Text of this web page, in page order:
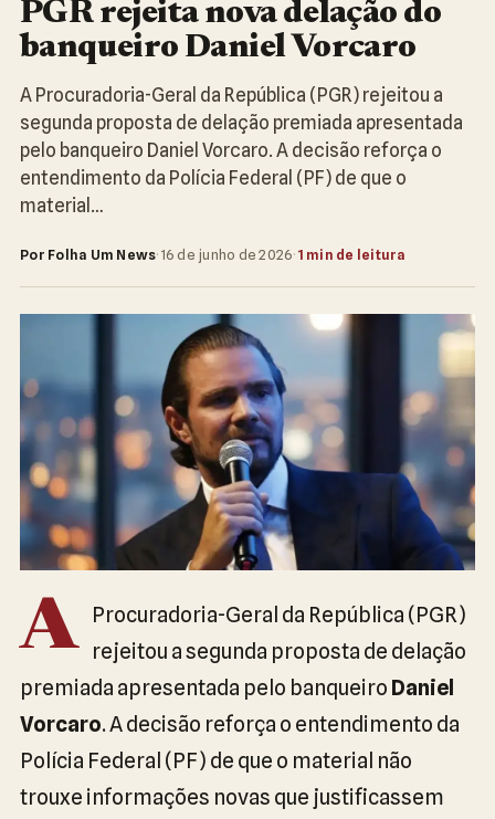
PGR rejeita nova delação do
banqueiro Daniel Vorcaro
A Procuradoria-Geral da República (PGR) rejeitou a
segunda proposta de delação premiada apresentada
pelo banqueiro Daniel Vorcaro. A decisão reforça o
entendimento da Polícia Federal (PF) de que o
material…
Por Folha Um News· 16 de junho de 2026· 1 min de leitura
A
Procuradoria-Geral da República (PGR)
rejeitou a segunda proposta de delação
premiada apresentada pelo banqueiro Daniel
Vorcaro. A decisão reforça o entendimento da
Polícia Federal (PF) de que o material não
trouxe informações novas que justificassem